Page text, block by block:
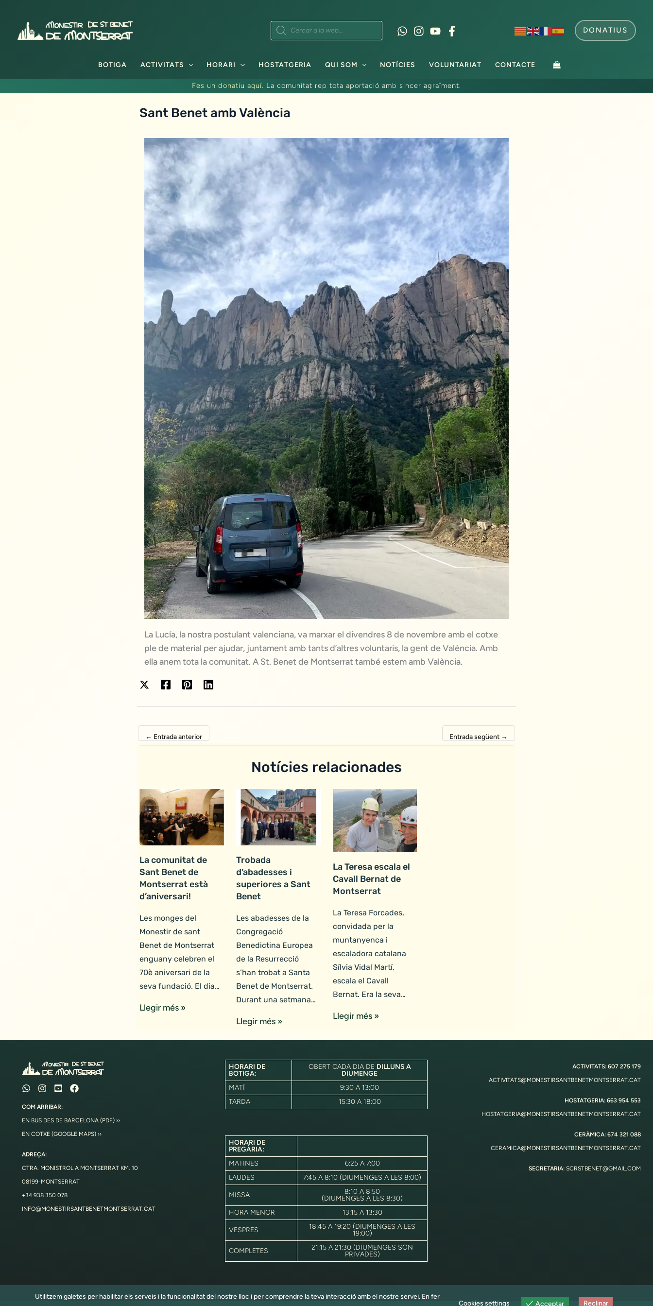
contingut
Products
search
DONATIUS
BOTIGA ACTIVITATS HORARI HOSTATGERIA QUI SOM NOTÍCIES VOLUNTARIAT CONTACTE
Fes un donatiu aquí. La comunitat rep tota aportació amb sincer agraïment.
Sant Benet amb València
La Lucía, la nostra postulant valenciana, va marxar el divendres 8 de novembre amb el cotxe
ple de material per ajudar, juntament amb tants d’altres voluntaris, la gent de València. Amb
ella anem tota la comunitat. A St. Benet de Montserrat també estem amb València.
← Entrada anterior Entrada següent →
Notícies relacionades
La comunitat de
Sant Benet de
Montserrat està
d’aniversari!
Les monges del
Monestir de sant
Benet de Montserrat
enguany celebren el
70è aniversari de la
seva fundació. El dia…
Llegir més »
Trobada
d’abadesses i
superiores a Sant
Benet
Les abadesses de la
Congregació
Benedictina Europea
de la Resurrecció
s’han trobat a Santa
Benet de Montserrat.
Durant una setmana…
Llegir més »
La Teresa escala el
Cavall Bernat de
Montserrat
La Teresa Forcades,
convidada per la
muntanyenca i
escaladora catalana
Sílvia Vidal Martí,
escala el Cavall
Bernat. Era la seva…
Llegir més »
COM ARRIBAR:
EN BUS DES DE BARCELONA (PDF) ››
EN COTXE (GOOGLE MAPS) ››
ADREÇA:
CTRA. MONISTROL A MONTSERRAT KM. 10
08199-MONTSERRAT
+34 938 350 078
INFO@MONESTIRSANTBENETMONTSERRAT.CAT
HORARI DE
BOTIGA:
OBERT CADA DIA DE DILLUNS A
DIUMENGE
MATÍ
9:30 A 13:00
TARDA
15:30 A 18:00
HORARI DE
PREGÀRIA:
MATINES
6:25 A 7:00
LAUDES
7:45 A 8:10 (DIUMENGES A LES 8:00)
MISSA
8:10 A 8:50
(DIUMENGES A LES 8:30)
HORA MENOR
13:15 A 13:30
VESPRES
18:45 A 19:20 (DIUMENGES A LES
19:00)
COMPLETES
21:15 A 21:30 (DIUMENGES SÓN
PRIVADES)
ACTIVITATS: 607 275 179
ACTIVITATS@MONESTIRSANTBENETMONTSERRAT.CAT
HOSTATGERIA: 663 954 553
HOSTATGERIA@MONESTIRSANTBENETMONTSERRAT.CAT
CERÀMICA: 674 321 088
CERAMICA@MONESTIRSANTBENETMONTSERRAT.CAT
SECRETARIA: SCRSTBENET@GMAIL.COM
Utilitzem galetes per habilitar els serveis i la funcionalitat del nostre lloc i per comprendre la teva interacció amb el nostre servei. En fer
Cookies settings
Acceptar Reclinar